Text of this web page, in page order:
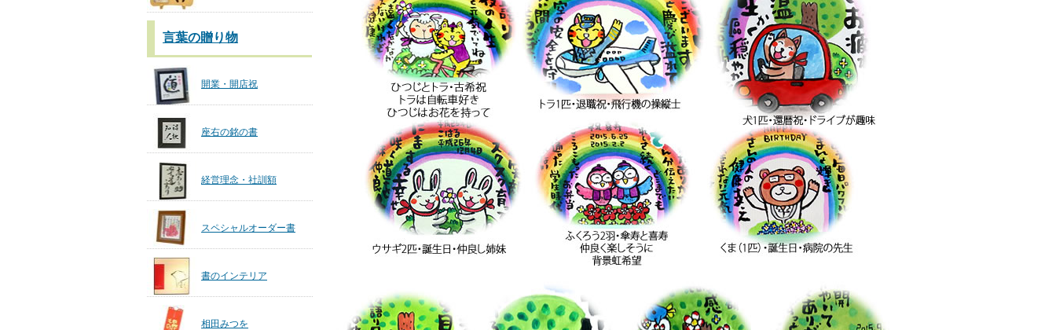
言葉の贈り物
開業・開店祝
座右の銘の書
経営理念・社訓額
スペシャルオーダー書
書のインテリア
相田みつを